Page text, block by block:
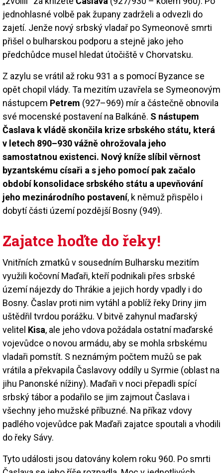
jednohlasné volbě pak župany zadrželi a odvezli do
zajetí. Jenže nový srbský vladař po Symeonově smrti
přišel o bulharskou podporu a stejně jako jeho
předchůdce musel hledat útočiště v Chorvatsku.
Z azylu se vrátil až roku 931 a s pomocí Byzance se
opět chopil vlády. Ta mezitím uzavřela se Symeonovým
nástupcem Petrem (927–969) mír a částečně obnovila
své mocenské postavení na Balkáně. S nástupem
Časlava k vládě skončila krize srbského státu, která
v letech 890–930 vážně ohrožovala jeho
samostatnou existenci. Nový kníže slíbil věrnost
byzantskému císaři a s jeho pomocí pak začalo
období konsolidace srbského státu a upevňování
jeho mezinárodního postavení, k němuž přispělo i
dobytí části území pozdější Bosny (949).
Zajatce hoďte do řeky!
Vnitřních zmatků v sousedním Bulharsku mezitím
využili kočovní Maďaři, kteří podnikali přes srbské
území nájezdy do Thrákie a jejich hordy vpadly i do
Bosny. Časlav proti nim vytáhl a poblíž řeky Driny jim
uštědřil tvrdou porážku. V bitvě zahynul maďarský
velitel Kisa, ale jeho vdova požádala ostatní maďarské
vojevůdce o novou armádu, aby se mohla srbskému
vladaři pomstít. S neznámým počtem mužů se pak
vrátila a překvapila Časlavovy oddíly u Syrmie (oblast na
jihu Panonské nížiny). Maďaři v noci přepadli spící
srbský tábor a podařilo se jim zajmout Časlava i
všechny jeho mužské příbuzné. Na příkaz vdovy
padlého vojevůdce pak Maďaři zajatce spoutali a vhodili
do řeky Sávy.
Tyto události jsou datovány kolem roku 960. Po smrti